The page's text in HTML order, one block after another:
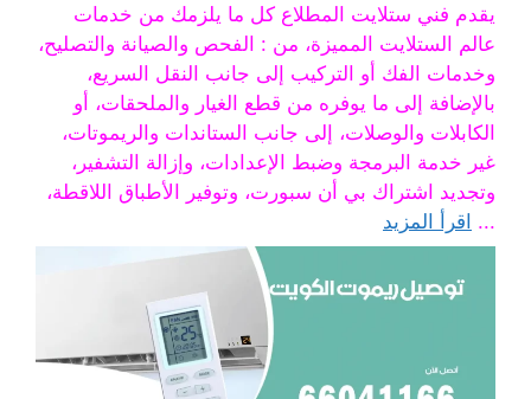
يقدم فني ستلايت المطلاع كل ما يلزمك من خدمات
عالم الستلايت المميزة، من : الفحص والصيانة والتصليح،
وخدمات الفك أو التركيب إلى جانب النقل السريع،
بالإضافة إلى ما يوفره من قطع الغيار والملحقات، أو
الكابلات والوصلات، إلى جانب الستاندات والريموتات،
غير خدمة البرمجة وضبط الإعدادات، وإزالة التشفير،
وتجديد اشتراك بي أن سبورت، وتوفير الأطباق اللاقطة،
... اقرأ المزيد